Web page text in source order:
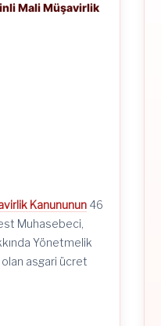
Mali Müşavirlik
Kanununun 46
Muhasebeci,
Yönetmelik
olan asgari ücret